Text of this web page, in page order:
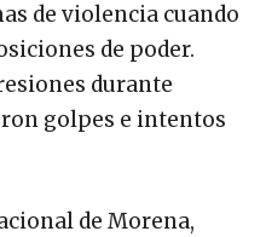
de violencia cuando
de poder.
durante
golpes e intentos
de Morena,